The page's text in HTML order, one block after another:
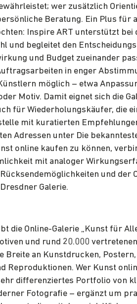
wer zusätzlich
Beratung. Ein Plus für
Inspire ART unterstützt bei
und begleitet den
und Budget zueinander
in enger
möglich – etwa
Motiv. Damit eignet sich die
für Wiederholungskäufer, die
mit kuratierten
Adressen unter Die
online kaufen zu können,
mit analoger
und der
Galerie.
die Online-Galerie „Kunst für
und rund 20.000
Breite an Kunstdrucken, Postern,
Reproduktionen. Wer Kunst
differenziertes Portfolio von
Fotografie – ergänzt um